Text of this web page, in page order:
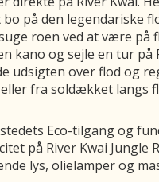
på den legendariske
roen ved at være på
kano og sejle en tur på
udsigten over flod og
fra soldækket langs
Eco-tilgang og
på River Kwai Jungle
lys, olielamper og